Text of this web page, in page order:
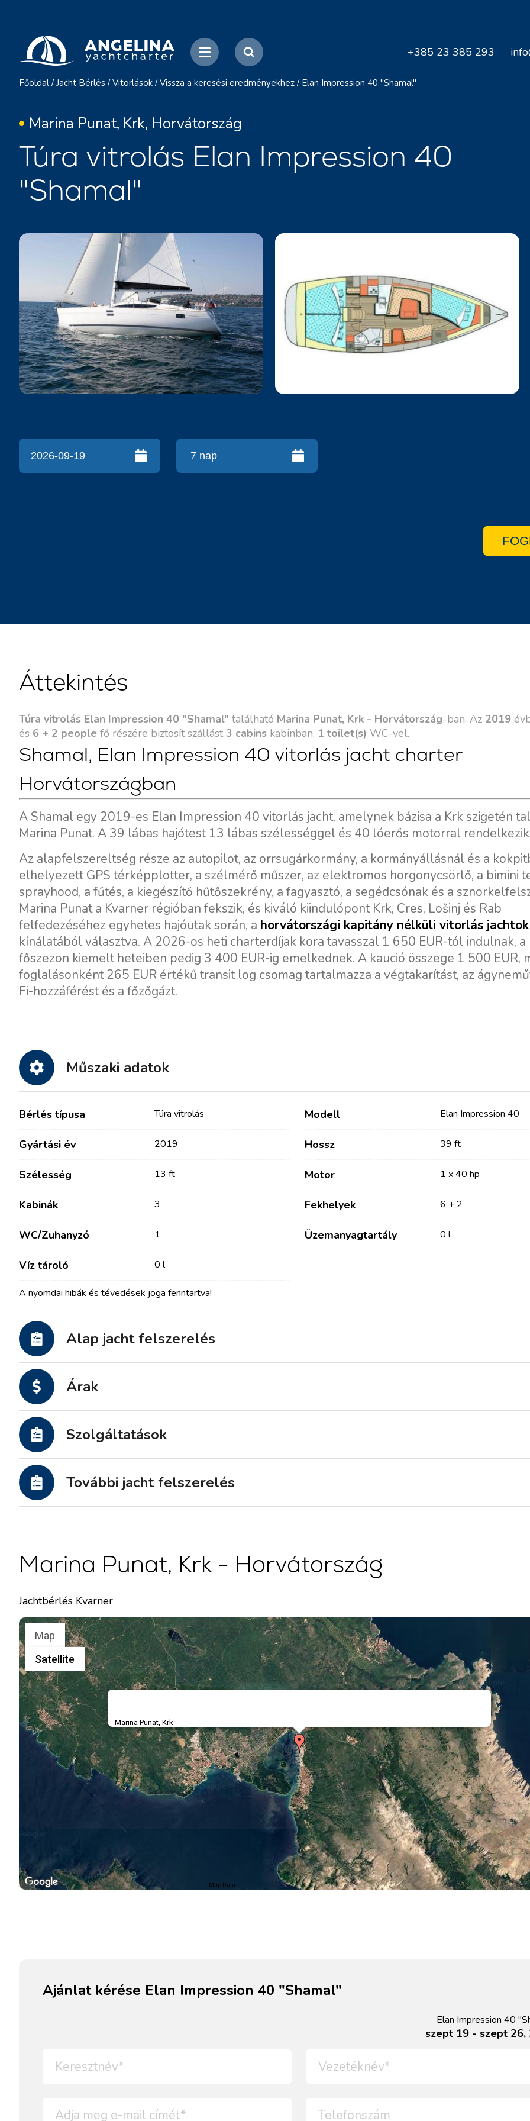
+385 23 385 293
Főoldal / Jacht Bérlés / Vitorlások / Vissza a keresési eredményekhez / Elan Impression 40 "Shamal"
Marina Punat, Krk, Horvátország
Túra vitrolás Elan Impression 40
"Shamal"
Áttekintés
Túra vitrolás Elan Impression 40 "Shamal" található Marina Punat, Krk - Horvátország-ban. Az 2019
és 6 + 2 people fő részére biztosít szállást 3 cabins kabinban, 1 toilet(s) WC-vel.
Shamal, Elan Impression 40 vitorlás jacht charter
Horvátországban
A Shamal egy 2019-es Elan Impression 40 vitorlás jacht, amelynek bázisa a Krk szigetén
Marina Punat. A 39 lábas hajótest 13 lábas szélességgel és 40 lóerős motorral
Az alapfelszereltség része az autopilot, az orrsugárkormány, a kormányállásnál és a
elhelyezett GPS térképplotter, a szélmérő műszer, az elektromos horgonycsörlő, a bimini
sprayhood, a fűtés, a kiegészítő hűtőszekrény, a fagyasztó, a segédcsónak és a
Marina Punat a Kvarner régióban fekszik, és kiváló kiindulópont Krk, Cres, Lošinj és Rab
felfedezéséhez egyhetes hajóutak során, a horvátországi kapitány nélküli vitorlás jachtok
kínálatából választva. A 2026-os heti charterdíjak kora tavasszal 1 650 EUR-tól indulnak, a
főszezon kiemelt heteiben pedig 3 400 EUR-ig emelkednek. A kaució összege 1 500 EUR,
foglalásonként 265 EUR értékű transit log csomag tartalmazza a végtakarítást, az
Fi-hozzáférést és a főzőgázt.
Műszaki adatok
Bérlés típusa Túra vitrolás Modell Elan Impression 40
Gyártási év 2019 Hossz 39 ft
Szélesség 13 ft Motor 1 x 40 hp
Kabinák 3 Fekhelyek 6 + 2
WC/Zuhanyzó 1 Üzemanyagtartály 0 l
Víz tároló 0 l
A nyomdai hibák és tévedések joga fenntartva!
Alap jacht felszerelés
Árak
Szolgáltatások
További jacht felszerelés
Marina Punat, Krk - Horvátország
Jachtbérlés Kvarner
Marina Punat, Krk
Map
Satellite
Map Data
Ajánlat kérése Elan Impression 40 "Shamal"
Elan Impression 40
szept 19 - szept 26,
Rólunk
Motorcsónakok
Katamaránok
Motoros jachtok
Szolgáltatások
Asszisztens
Isztria Vitorlázási Régió